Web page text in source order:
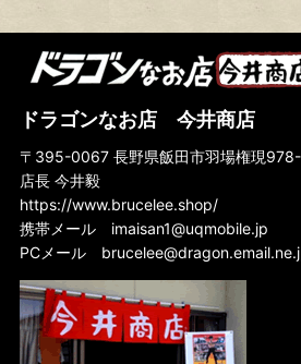
ドラゴンなお店 今井商店
〒395-0067 長野県飯田市羽場権現978-
店長 今井毅
https://www.brucelee.shop/
携帯メール imaisan1@uqmobile.jp
PCメール